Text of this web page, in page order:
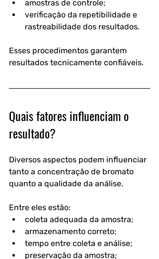
amostras de controle;
verificação da repetibilidade e
rastreabilidade dos resultados.
Esses procedimentos garantem
resultados tecnicamente confiáveis.
Quais fatores influenciam o
resultado?
Diversos aspectos podem influenciar
tanto a concentração de bromato
quanto a qualidade da análise.
Entre eles estão:
coleta adequada da amostra;
armazenamento correto;
tempo entre coleta e análise;
preservação da amostra;